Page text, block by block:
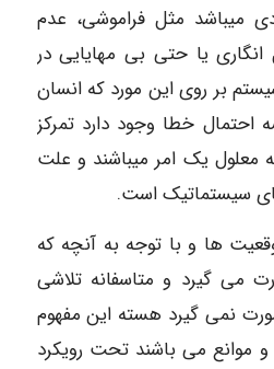
میباشد مثل فراموشی، عدم
یا حتی بی مهایایی در
بر روی این مورد که انسان
خطا وجود دارد تمرکز
معلول یک امر میباشند و علت
سیستماتیک است.
ها و با توجه به آنچه که
می گیرد و متاسفانه تلاشی
نمی گیرد هسته این مفهوم
موانع می باشند تحت رویکرد